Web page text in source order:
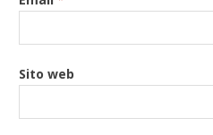
Sito web